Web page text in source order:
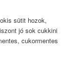
sütit hozok,
jó sok cukkini
cukormentes